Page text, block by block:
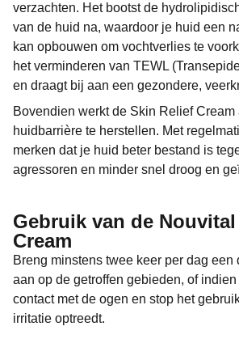
verzachten. Het bootst de
van de huid na, waardoor je huid een
kan opbouwen om vochtverlies te
het verminderen van TEWL
en draagt bij aan een gezondere,
Bovendien werkt de Skin Relief Cream
huidbarrière te herstellen. Met
merken dat je huid beter bestand is
agressoren en minder snel droog en
Gebruik van de
Cream
Breng minstens twee keer per dag een
aan op de getroffen gebieden, of
contact met de ogen en stop het
irritatie optreedt.